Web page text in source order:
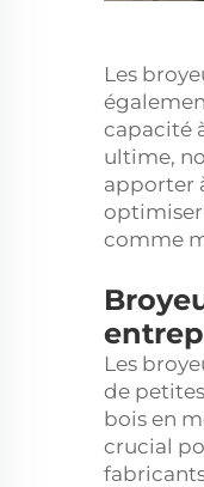
Les
capacité
ultime,
apporter
optimiser
comme
Les
de
bois en
crucial